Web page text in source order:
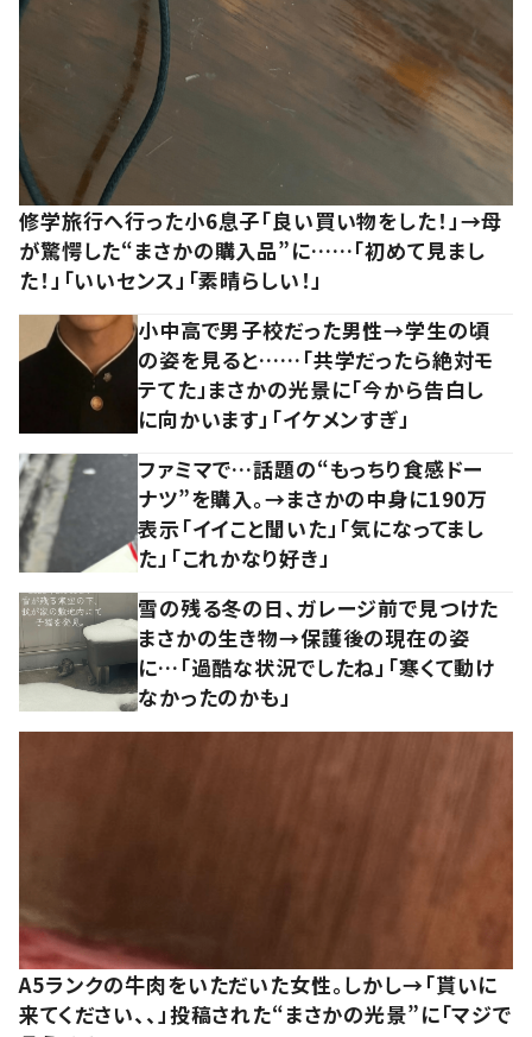
修学旅行へ行った小6息子「良い買い物をした！」→母
が驚愕した“まさかの購入品”に……「初めて見まし
た！」「いいセンス」「素晴らしい！」
小中高で男子校だった男性→学生の頃
の姿を見ると……「共学だったら絶対モ
テてた」まさかの光景に「今から告白し
に向かいます」「イケメンすぎ」
ファミマで…話題の“もっちり食感ドー
ナツ”を購入。→まさかの中身に190万
表示「イイこと聞いた」「気になってまし
た」「これかなり好き」
雪の残る冬の日、ガレージ前で見つけた
まさかの生き物→保護後の現在の姿
に…「過酷な状況でしたね」「寒くて動け
なかったのかも」
A5ランクの牛肉をいただいた女性。しかし→「貰いに
来てください、、」投稿された“まさかの光景”に「マジで